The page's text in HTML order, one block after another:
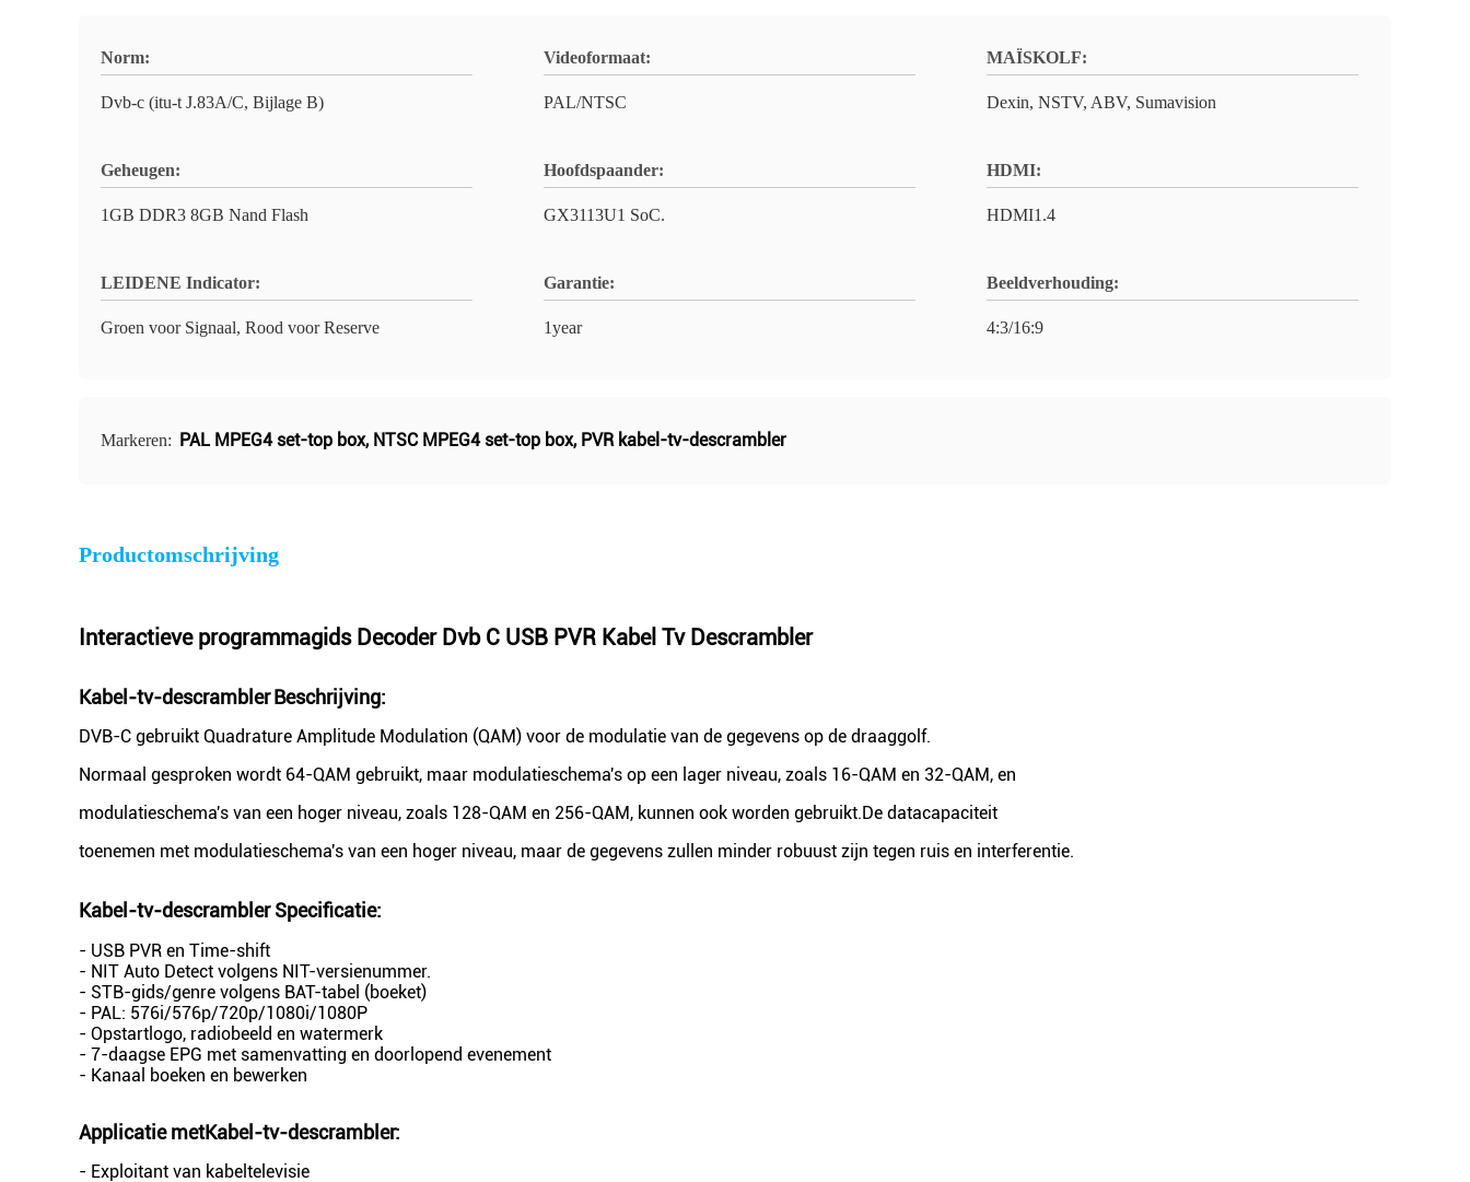
Norm:
Dvb-c (itu-t J.83A/C, Bijlage B)
Videoformaat:
PAL/NTSC
MAÏSKOLF:
Dexin, NSTV, ABV, Sumavision
Geheugen:
1GB DDR3 8GB Nand Flash
Hoofdspaander:
GX3113U1 SoC.
HDMI:
HDMI1.4
LEIDENE Indicator:
Groen voor Signaal, Rood voor Reserve
Garantie:
1year
Beeldverhouding:
4:3/16:9
Markeren: PAL MPEG4 set-top box, NTSC MPEG4 set-top box, PVR kabel-tv-descrambler
Productomschrijving
Interactieve programmagids Decoder Dvb C USB PVR Kabel Tv Descrambler
Kabel-tv-descramblerBeschrijving:
DVB-C gebruikt Quadrature Amplitude Modulation (QAM) voor de modulatie van de gegevens op de draaggolf.
Normaal gesproken wordt 64-QAM gebruikt, maar modulatieschema's op een lager niveau, zoals 16-QAM en 32-QAM, en
modulatieschema's van een hoger niveau, zoals 128-QAM en 256-QAM, kunnen ook worden gebruikt.De datacapaciteit
toenemen met modulatieschema's van een hoger niveau, maar de gegevens zullen minder robuust zijn tegen ruis en interferentie.
Kabel-tv-descrambler Specificatie:
- USB PVR en Time-shift
- NIT Auto Detect volgens NIT-versienummer.
- STB-gids/genre volgens BAT-tabel (boeket)
- PAL: 576i/576p/720p/1080i/1080P
- Opstartlogo, radiobeeld en watermerk
- 7-daagse EPG met samenvatting en doorlopend evenement
- Kanaal boeken en bewerken
Applicatie metKabel-tv-descrambler:
- Exploitant van kabeltelevisie